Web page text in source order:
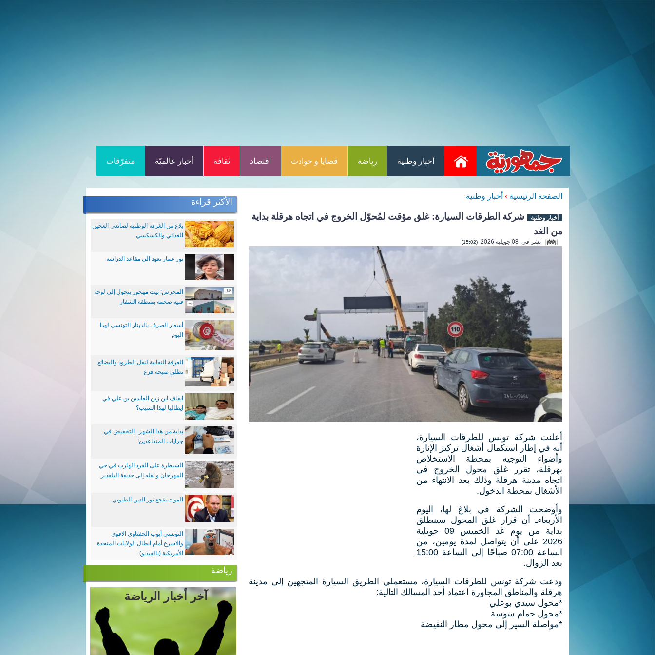
أخبار وطنية رياضة قضايا و حوادث اقتصاد ثقافة أخبار عالميّة متفرّقات
الصفحة الرئيسية › أخبار وطنية
أخبار وطنية
شركة الطرقات السيارة: غلق مؤقت لمُحوّل الخروج في اتجاه هرقلة بداية
من الغد
نشر في 08 جويلية 2026 (15:02)
أعلنت شركة تونس للطرقات السيارة،
أنه في إطار استكمال أشغال تركيز الإنارة
وأضواء التوجيه بمحطة الاستخلاص
بهرقلة، تقرر غلق محول الخروج في
اتجاه مدينة هرقلة وذلك بعد الانتهاء من
الأشغال بمحطة الدخول.
وأوضحت الشركة في بلاغ لها، اليوم
الأربعاءـ أن قرار غلق المحول سينطلق
بداية من يوم غد الخميس 09 جويلية
2026 على أن يتواصل لمدة يومين، من
الساعة 07:00 صباحًا إلى الساعة 15:00
بعد الزوال.
ودعت شركة تونس للطرقات السيارة، مستعملي الطريق السيارة المتجهين إلى مدينة
هرقلة والمناطق المجاورة اعتماد أحد المسالك التالية:
*محول سيدي بوعلي
*محول حمام سوسة
*مواصلة السير إلى محول مطار النفيضة
الأكثر قراءة
بلاغ من الغرفة الوطنية لصانعي العجين
الغذائي والكسكسي
نور عمار تعود الى مقاعد الدراسة
المحرس: بيت مهجور يتحول إلى لوحة
فنية ضخمة بمنطقة الشفار
أسعار الصرف بالدينار التونسي لهذا
اليوم
الغرفة النقابية لنقل الطرود والبضائع
تطلق صيحة فزع
ايقاف ابن زين العابدين بن علي في
ايطاليا لهذا السبب؟
بداية من هذا الشهر.. التخفيض في
جرايات المتقاعدين!
السيطرة على القرد الهارب في حي
المهرجان و نقله إلى حديقة البلفدير
الموت يفجع نور الدين الطبوبي
التونسي أيوب الحفناوي الاقوى
والاسرع أمام ابطال الولايات المتحدة
الأمريكية (بالفيديو)
رياضة
آخر أخبار الرياضة